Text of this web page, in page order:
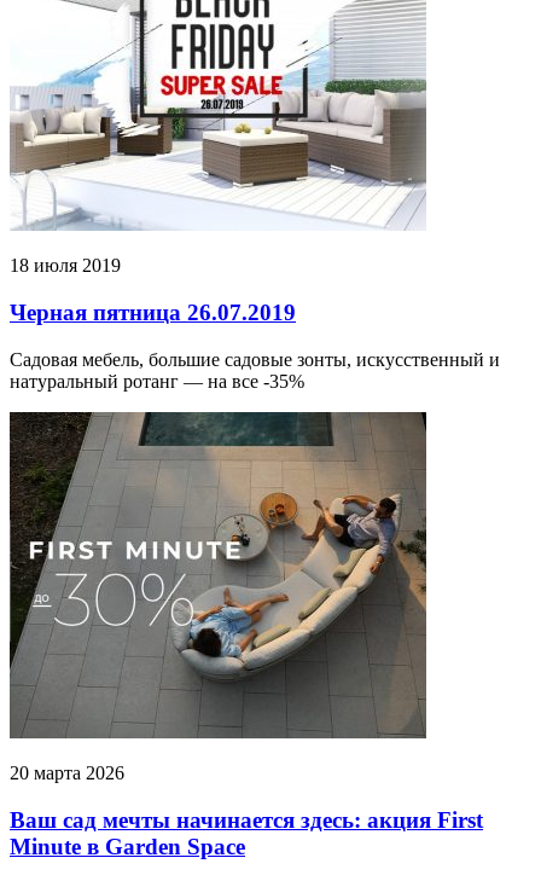
18 июля 2019
Черная пятница 26.07.2019
Садовая мебель, большие садовые зонты, искусственный и
натуральный ротанг — на все -35%
20 марта 2026
Ваш сад мечты начинается здесь: акция First
Minute в Garden Space